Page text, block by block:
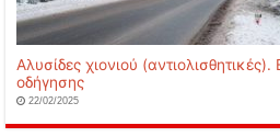
Αλυσίδες χιονιού
οδήγησης
22/02/2025